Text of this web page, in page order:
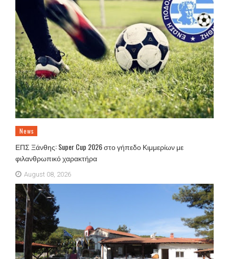
News
ΕΠΣ Ξάνθης: Super Cup 2026 στο γήπεδο Κιμμερίων με
φιλανθρωπικό χαρακτήρα
August 08, 2026